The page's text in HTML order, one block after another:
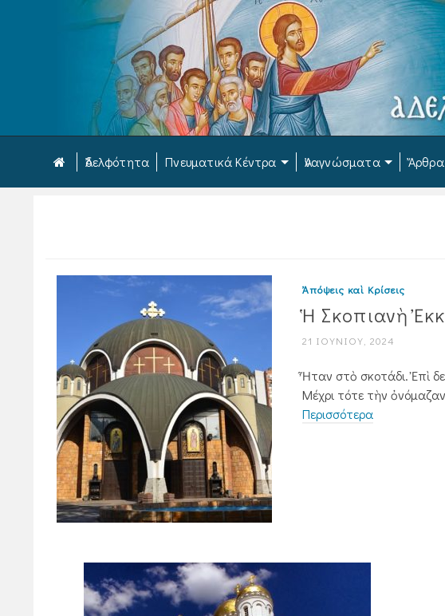
Ἀδελφότητα Πνευματικά Κέντρα Ἀναγνώσματα Ἄρθρα
Ἀπόψεις καὶ Κρίσεις
Ἡ Σκοπιανὴ
21 ΙΟΥΝΊΟΥ, 2024
Ἦταν στὸ σκοτάδι. Ἐπὶ
Μέχρι τότε τὴν
Περισσότερα